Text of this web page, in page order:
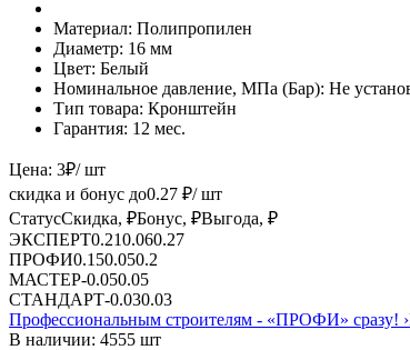
Материал: Полипропилен
Диаметр: 16 мм
Цвет: Белый
Номинальное давление, МПа (Бар): Не
Тип товара: Кронштейн
Гарантия: 12 мес.
Цена: 3₽/ шт
скидка и бонус до0.27 ₽/ шт
СтатусСкидка, ₽Бонус, ₽Выгода, ₽
ЭКСПЕРТ0.210.060.27
ПРОФИ0.150.050.2
МАСТЕР-0.050.05
СТАНДАРТ-0.030.03
Профессиональным строителям - «ПРОФИ» сразу! ›
В наличии: 4555 шт